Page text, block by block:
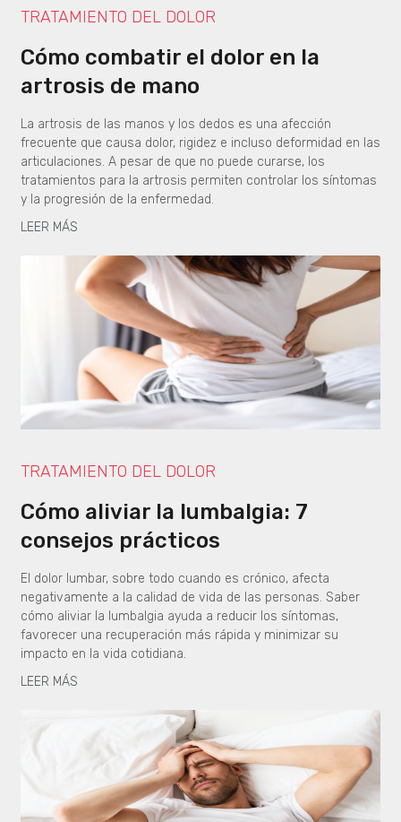
TRATAMIENTO DEL DOLOR
Cómo combatir el dolor en la
artrosis de mano
La artrosis de las manos y los dedos es una afección
frecuente que causa dolor, rigidez e incluso deformidad en las
articulaciones. A pesar de que no puede curarse, los
tratamientos para la artrosis permiten controlar los síntomas
y la progresión de la enfermedad.
LEER MÁS
TRATAMIENTO DEL DOLOR
Cómo aliviar la lumbalgia: 7
consejos prácticos
El dolor lumbar, sobre todo cuando es crónico, afecta
negativamente a la calidad de vida de las personas. Saber
cómo aliviar la lumbalgia ayuda a reducir los síntomas,
favorecer una recuperación más rápida y minimizar su
impacto en la vida cotidiana.
LEER MÁS